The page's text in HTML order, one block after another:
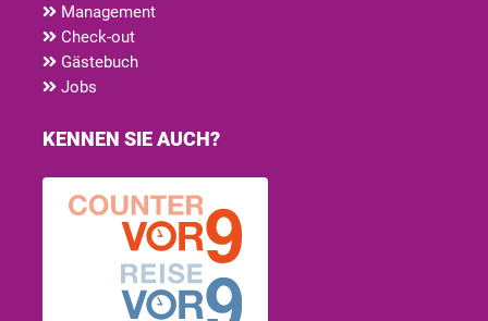
Management
Check-out
Gästebuch
Jobs
KENNEN SIE AUCH?